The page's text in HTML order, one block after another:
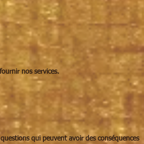
nos services.
qui peuvent avoir des conséquences